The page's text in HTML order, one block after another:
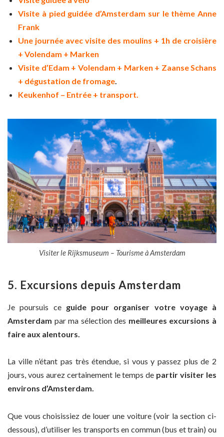
Visite à pied guidée d’Amsterdam sur le thème Anne
Frank
Une journée avec visite des moulins + 1h de croisière
+ Volendam + Marken
Visite d’Edam + Volendam + Marken + Zaanse Schans
+ dégustation de fromage.
Keukenhof – Entrée + transport.
Visiter le Rijksmuseum – Tourisme à Amsterdam
5. Excursions depuis Amsterdam
Je poursuis ce guide pour organiser votre voyage à
Amsterdam par ma sélection des meilleures excursions à
faire aux alentours.
La ville n’étant pas très étendue, si vous y passez plus de 2
jours, vous aurez certainement le temps de partir visiter les
environs d’Amsterdam.
Que vous choisissiez de louer une voiture (voir la section ci-
dessous), d’utiliser les transports en commun (bus et train) ou